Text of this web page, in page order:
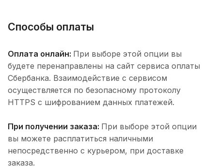
Способы оплаты
Оплата онлайн: При выборе этой опции вы
будете перенаправлены на сайт сервиса оплаты
Сбербанка. Взаимодействие с сервисом
осуществляется по безопасному протоколу
HTTPS с шифрованием данных платежей.
При получении заказа: При выборе этой опции
вы можете расплатиться наличными
непосредственно с курьером, при доставке
заказа.